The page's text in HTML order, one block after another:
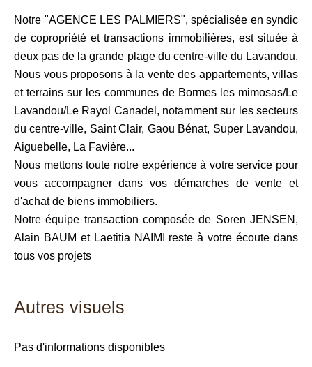
Notre "AGENCE LES PALMIERS", spécialisée en syndic
de copropriété et transactions immobilières, est située à
deux pas de la grande plage du centre-ville du Lavandou.
Nous vous proposons à la vente des appartements, villas
et terrains sur les communes de Bormes les mimosas/Le
Lavandou/Le Rayol Canadel, notamment sur les secteurs
du centre-ville, Saint Clair, Gaou Bénat, Super Lavandou,
Aiguebelle, La Favière...
Nous mettons toute notre expérience à votre service pour
vous accompagner dans vos démarches de vente et
d'achat de biens immobiliers.
Notre équipe transaction composée de Soren JENSEN,
Alain BAUM et Laetitia NAIMI reste à votre écoute dans
tous vos projets
Autres visuels
Pas d'informations disponibles